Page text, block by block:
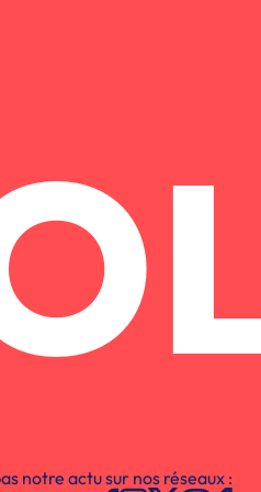
notre actu sur nos réseaux :